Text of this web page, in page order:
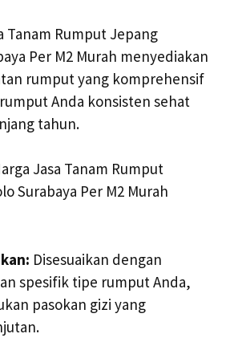
Tanam Rumput Jepang
Per M2 Murah menyediakan
rumput yang komprehensif
Anda konsisten sehat
tahun.
Jasa Tanam Rumput
Surabaya Per M2 Murah
Disesuaikan dengan
spesifik tipe rumput Anda,
pasokan gizi yang